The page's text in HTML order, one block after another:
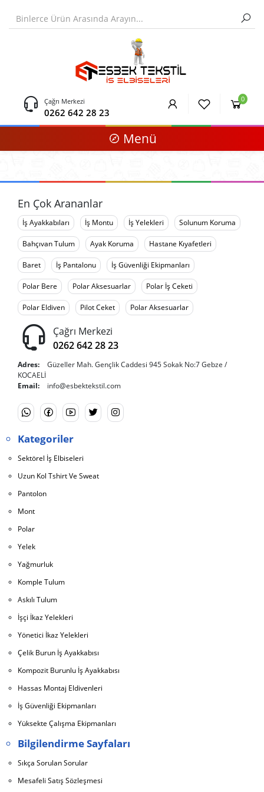
Çağrı Merkezi
0262 642 28 23
0
Menü
En Çok Arananlar
İş Ayakkabıları İş Montu İş Yelekleri Solunum Koruma
Bahçıvan Tulum Ayak Koruma Hastane Kıyafetleri
Baret İş Pantalonu İş Güvenliği Ekipmanları
Polar Bere Polar Aksesuarlar Polar İş Ceketi
Polar Eldiven Pilot Ceket Polar Aksesuarlar
Çağrı Merkezi
0262 642 28 23
Adres:
Güzeller Mah. Gençlik Caddesi 945 Sokak No:7 Gebze /
KOCAELİ
Email:
info@esbektekstil.com
Kategoriler
Sektörel İş Elbiseleri
Uzun Kol Tshirt Ve Sweat
Pantolon
Mont
Polar
Yelek
Yağmurluk
Komple Tulum
Askılı Tulum
İşçi İkaz Yelekleri
Yönetici İkaz Yelekleri
Çelik Burun İş Ayakkabısı
Kompozit Burunlu İş Ayakkabısı
Hassas Montaj Eldivenleri
İş Güvenliği Ekipmanları
Yüksekte Çalışma Ekipmanları
Bilgilendirme Sayfaları
Sıkça Sorulan Sorular
Mesafeli Satış Sözleşmesi